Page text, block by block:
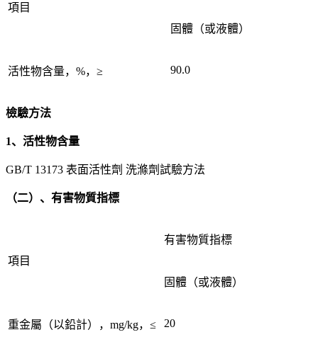
項目
固體（或液體）
活性物含量，%，≥ 90.0
檢驗方法
1、活性物含量
GB/T 13173 表面活性劑 洗滌劑試驗方法
（二）、有害物質指標
項目
有害物質指標
固體（或液體）
重金屬（以鉛計），mg/kg，≤ 20